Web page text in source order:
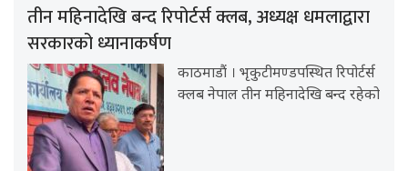
तीन महिनादेखि बन्द रिपोर्टर्स क्लब, अध्यक्ष धमलाद्वारा
सरकारको ध्यानाकर्षण
काठमाडौं । भृकुटीमण्डपस्थित रिपोर्टर्स
क्लब नेपाल तीन महिनादेखि बन्द रहेको